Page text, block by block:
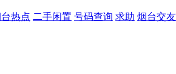
热点 二手闲置 号码查询 求助 烟台交友